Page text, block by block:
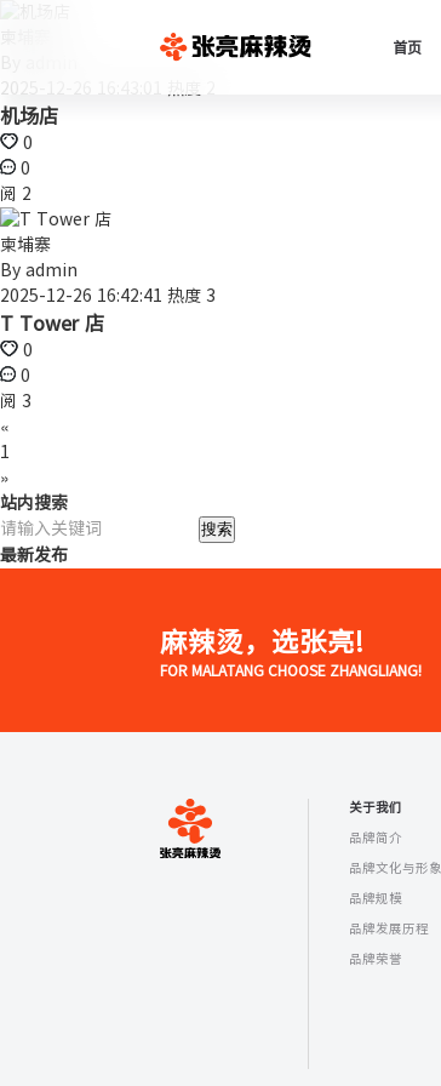
首页
2025-12-26 16:43:01
机场店
0
0
阅 2
柬埔寨
By admin
2025-12-26 16:42:41 热度 3
T Tower 店
0
0
阅 3
«
1
»
站内搜索
搜索
最新发布
麻辣烫，选张亮!
FOR MALATANG CHOOSE ZHANGLIANG!
关于我们
品牌简介
品牌文化与形象
品牌规模
品牌发展历程
品牌荣誉